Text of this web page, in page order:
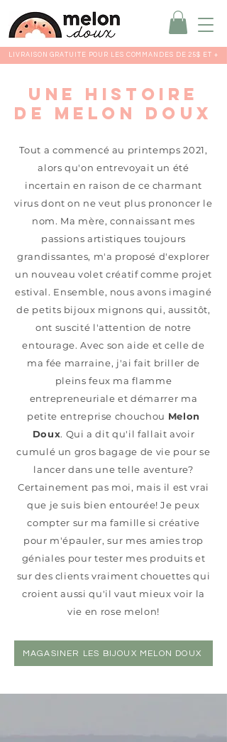
LIVRAISON GRATUITE POUR LES COMMANDES DE 25$ ET +
Une histoire
de MELON DOUX
Tout a commencé au printemps 2021,
alors qu'on entrevoyait un été
incertain en raison de ce charmant
virus dont on ne veut plus prononcer le
nom. Ma mère, connaissant mes
passions artistiques toujours
grandissantes, m'a proposé d'explorer
un nouveau volet créatif comme projet
estival. Ensemble, nous avons imaginé
de petits bijoux mignons qui, aussitôt,
ont suscité l'attention de notre
entourage. Avec son aide et celle de
ma fée marraine, j'ai fait briller de
pleins feux ma flamme
entrepreneuriale et démarrer ma
petite entreprise chouchou Melon
Doux. Qui a dit qu'il fallait avoir
cumulé un gros bagage de vie pour se
lancer dans une telle aventure?
Certainement pas moi, mais il est vrai
que je suis bien entourée! Je peux
compter sur ma famille si créative
pour m'épauler, sur mes amies trop
géniales pour tester mes produits et
sur des clients vraiment chouettes qui
croient aussi qu'il vaut mieux voir la
vie en rose melon!
MAGASINER LES BIJOUX MELON DOUX